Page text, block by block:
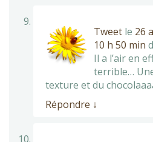
Tweet le 26
10 h 50 min
Il a l’air en
terrible…
texture et du
Répondre ↓